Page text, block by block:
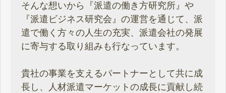
そんな想いから『派遣の働き方研究所』や
『派遣ビジネス研究会』の運営を通じて、派
遣で働く方々の人生の充実、派遣会社の発展
に寄与する取り組みも行なっています。
貴社の事業を支えるパートナーとして共に成
長し、人材派遣マーケットの成長に貢献し続